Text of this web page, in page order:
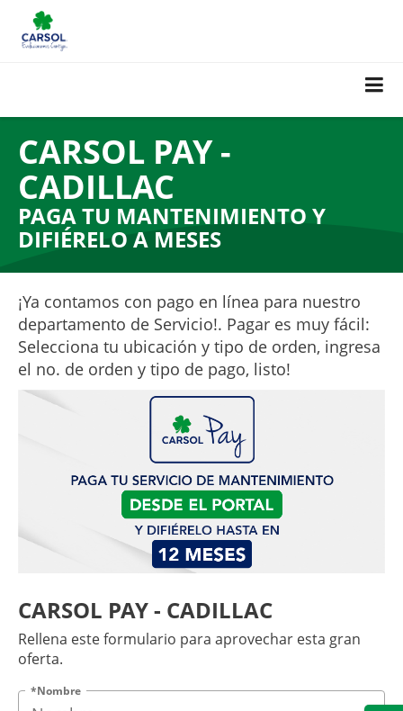
CARSOL PAY -
CADILLAC
PAGA TU MANTENIMIENTO Y
DIFIÉRELO A MESES
¡Ya contamos con pago en línea para nuestro
departamento de Servicio!. Pagar es muy fácil:
Selecciona tu ubicación y tipo de orden, ingresa
el no. de orden y tipo de pago, listo!
CARSOL PAY - CADILLAC
Rellena este formulario para aprovechar esta gran
oferta.
*Nombre